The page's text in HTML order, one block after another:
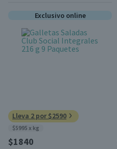
Exclusivo online
Lleva 2 por $2590
$5995 x kg
$1840